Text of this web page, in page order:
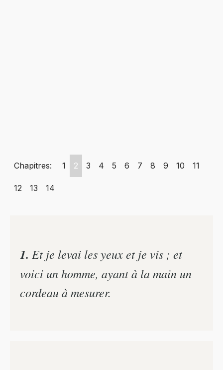
Chapitres: 1 2 3 4 5 6 7 8 9 10 11
12 13 14
1. Et je levai les yeux et je vis ; et
voici un homme, ayant à la main un
cordeau à mesurer.